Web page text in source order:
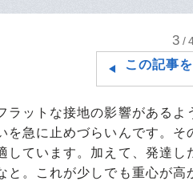
3 /
この記事
ットな接地の影響があるよ
を急に止めづらいんです。
しています。加えて、発達
と。これが少しでも重心が